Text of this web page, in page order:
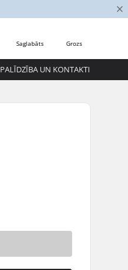
×
Grozs
Saglabāts
PALĪDZĪBA UN KONTAKTI